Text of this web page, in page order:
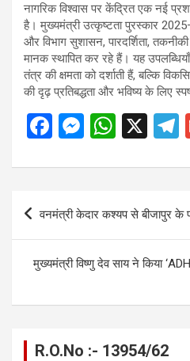
नागरिक विश्वास पर केंद्रित एक नई
है। मुख्यमंत्री उत्कृष्टता पुरस्कार
और विभाग सुशासन, पारदर्शिता,
मानक स्थापित कर रहे हैं। यह
तंत्र की क्षमता को दर्शाती हैं, बल्कि
की दृढ़ प्रतिबद्धता और भविष्य के लिए
F
ce
b
o
o
k
M
se
g
er
W
at
A
p
p
X
Post
navigation
वनमंत्री केदार कश्यप से बीजापुर
मुख्यमंत्री विष्णु देव साय ने किया
R.O.No :- 13954/62